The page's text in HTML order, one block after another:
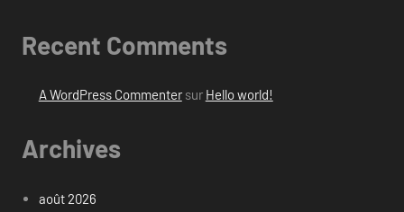
Recent Comments
A WordPress Commentersur Hello world!
Archives
août 2026